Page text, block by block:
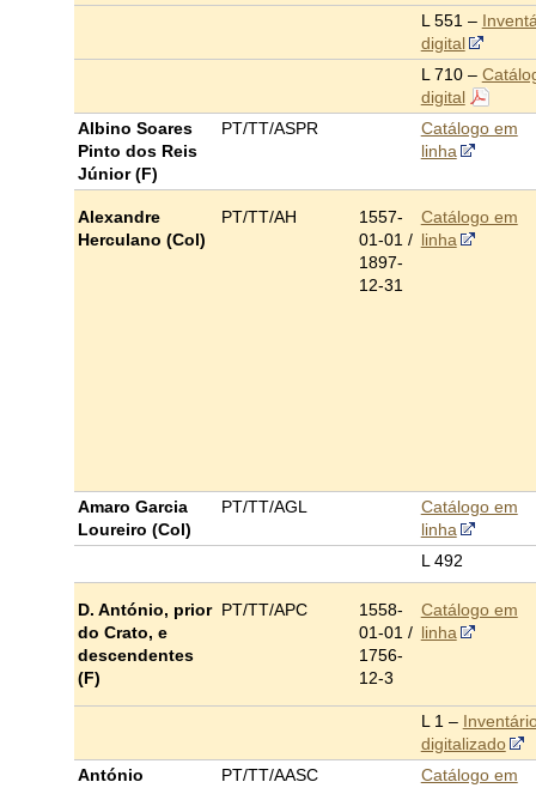
L 551 –
digital
L 710 –
digital
Albino Soares
Pinto dos Reis
Júnior (F)
PT/TT/ASPR
Catálogo em
linha
Alexandre
Herculano (Col)
PT/TT/AH
1557-
01-01 /
1897-
12-31
Catálogo em
linha
Amaro Garcia
Loureiro (Col)
PT/TT/AGL
Catálogo em
linha
L 492
D. António, prior
do Crato, e
descendentes
(F)
PT/TT/APC
1558-
01-01 /
1756-
12-3
Catálogo em
linha
L 1 –
digitalizado
António
PT/TT/AASC
Catálogo em